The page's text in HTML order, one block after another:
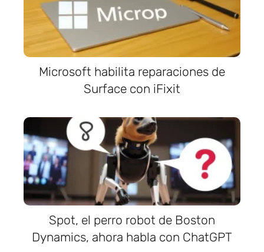
Microsoft habilita reparaciones de
Surface con iFixit
Spot, el perro robot de Boston
Dynamics, ahora habla con ChatGPT